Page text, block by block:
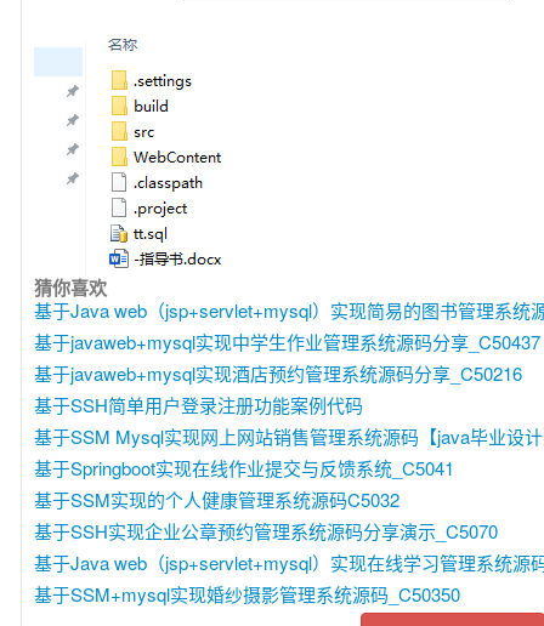
猜你喜欢
基于Java web（jsp+servlet+mysql）实现简易的图书管理系统
基于javaweb+mysql实现中学生作业管理系统源码分享_C50437
基于javaweb+mysql实现酒店预约管理系统源码分享_C50216
基于SSH简单用户登录注册功能案例代码
基于SSM Mysql实现网上网站销售管理系统源码【java毕业设
基于Springboot实现在线作业提交与反馈系统_C5041
基于SSM实现的个人健康管理系统源码C5032
基于SSH实现企业公章预约管理系统源码分享演示_C5070
基于Java web（jsp+servlet+mysql）实现在线学习管理系统源
基于SSM+mysql实现婚纱摄影管理系统源码_C50350